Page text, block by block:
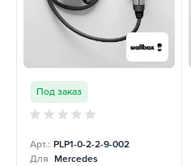
Под заказ
Арт.: PLP1-0-2-2-9-002
Для Mercedes